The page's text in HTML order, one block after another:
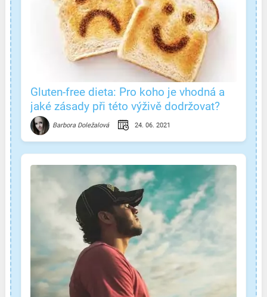
Gluten-free dieta: Pro koho je vhodná a
jaké zásady při této výživě dodržovat?
Barbora Doležalová 24. 06. 2021